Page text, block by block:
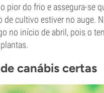
pior do frio e assegura-se
de cultivo estiver no auge.
no início de abril, pois o
canábis certas